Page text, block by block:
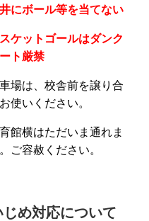
にボール等を当てない
ケットゴールはダンク
ト厳禁
場は、校舎前を譲り合
使いください。
館横はただいま通れま
ご容赦ください。
じめ対応について